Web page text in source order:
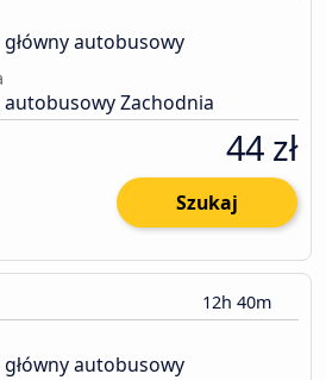
autobusowy
autobusowy Zachodnia
44 zł
Szukaj
12h 40m
autobusowy